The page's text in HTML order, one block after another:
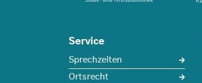
Service
Sprechzeiten
Ortsrecht